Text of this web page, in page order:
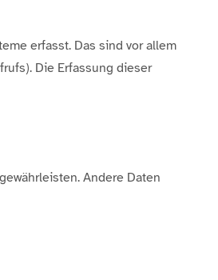
erfasst. Das sind vor allem
Die Erfassung dieser
Andere Daten